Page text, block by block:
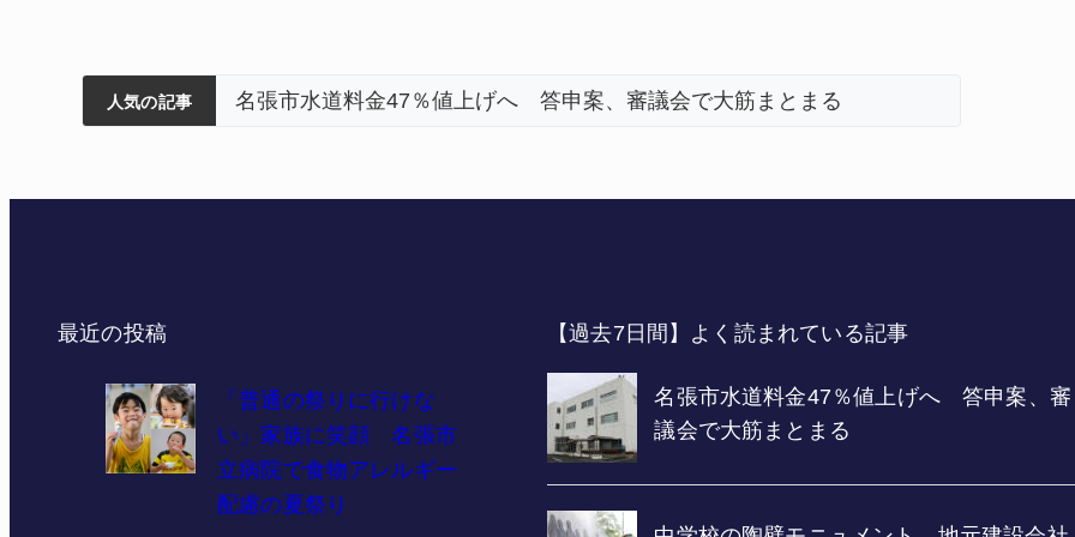
人気の記事 名張市水道料金47％値上げへ 答申案、審議会で大筋まとまる
ィアで清掃 伊賀
3回目の派遣
約の年次計画も
最近の投稿
「普通の祭りに行けな
い」家族に笑顔 名張市
立病院で食物アレルギー
配慮の夏祭り
【過去7日間】よく読まれている記事